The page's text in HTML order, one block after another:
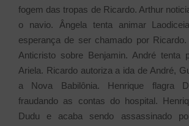
fogem das tropas de Ricardo. Arthur
o navio. Ângela tenta animar
esperança de ser chamado por Ricardo.
Anticristo sobre Benjamin. André tenta
Ariela. Ricardo autoriza a ida de André,
a Nova Babilônia. Henrique flagra
fraudando as contas do hospital.
Dudu e acaba sendo assassinado